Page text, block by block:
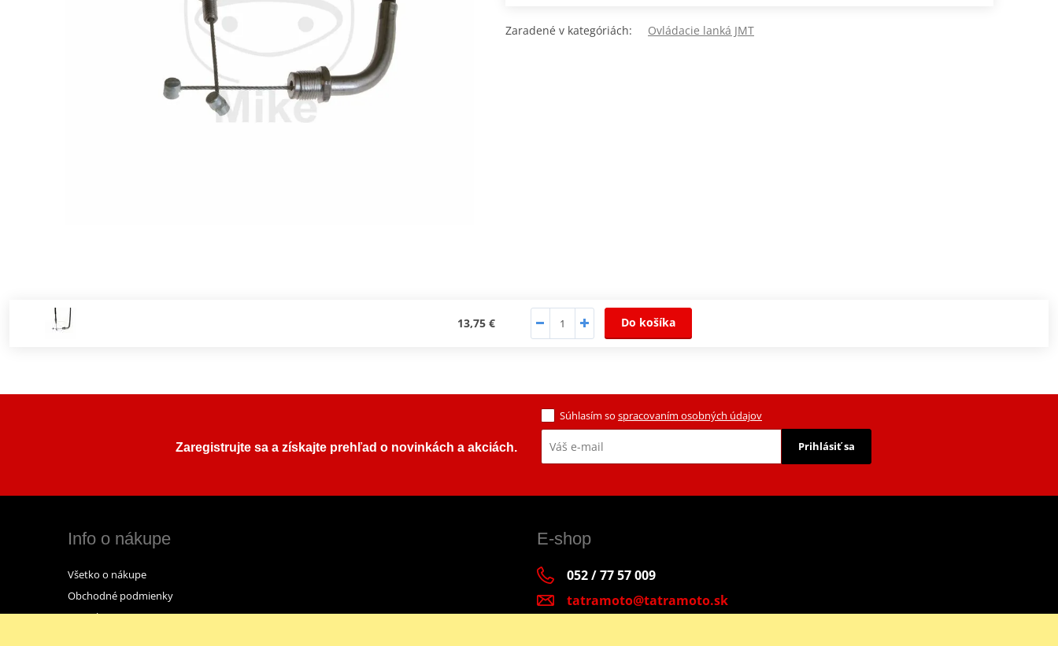
Zaradené v kategóriách: Ovládacie lanká JMT
13,75 € Do košíka
Zaregistrujte sa a získajte prehľad o novinkách a akciách.
Súhlasím so spracovaním osobných údajov
Prihlásiť sa
Info o nákupe
Všetko o nákupe
Obchodné podmienky
Kontakt
E-shop
052 / 77 57 009
tatramoto@tatramoto.sk